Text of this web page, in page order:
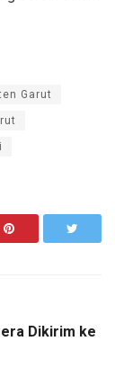
Garut
Dikirim ke